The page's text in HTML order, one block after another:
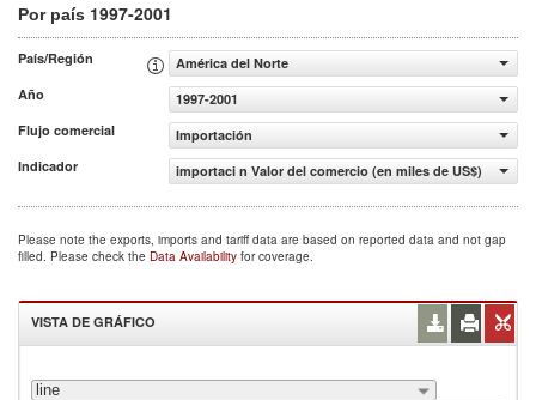
Por país 1997-2001
País/Región
América del Norte
Año
1997-2001
Flujo comercial
Importación
Indicador
importaci n Valor del comercio (en miles de US$)
Please note the exports, imports and tariff data are based on reported data and not gap
filled. Please check the Data Availability for coverage.
VISTA DE GRÁFICO
line